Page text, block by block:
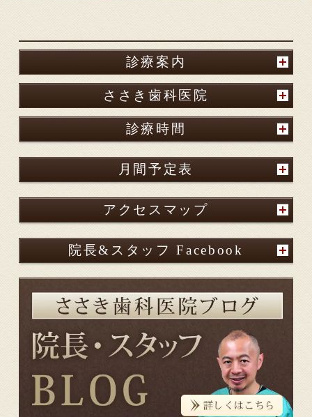
診療案内
ささき歯科医院
診療時間
月間予定表
アクセスマップ
院長&スタッフ Facebook